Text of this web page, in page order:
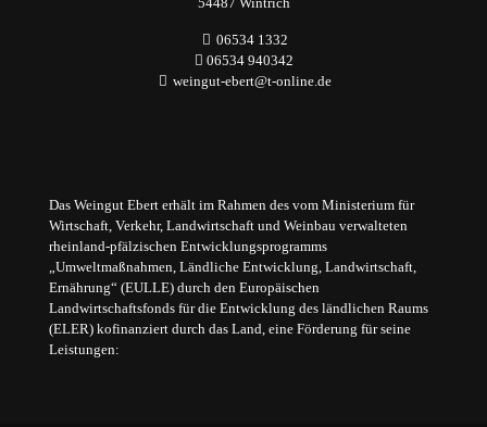
06534 1332
06534 940342
weingut-ebert@t-online.de
Das Weingut Ebert erhält im Rahmen des vom Ministerium für
Wirtschaft, Verkehr, Landwirtschaft und Weinbau verwalteten
rheinland-pfälzischen Entwicklungsprogramms
„Umweltmaßnahmen, Ländliche Entwicklung, Landwirtschaft,
Ernährung“ (EULLE) durch den Europäischen
Landwirtschaftsfonds für die Entwicklung des ländlichen Raums
(ELER) kofinanziert durch das Land, eine Förderung für seine
Leistungen: